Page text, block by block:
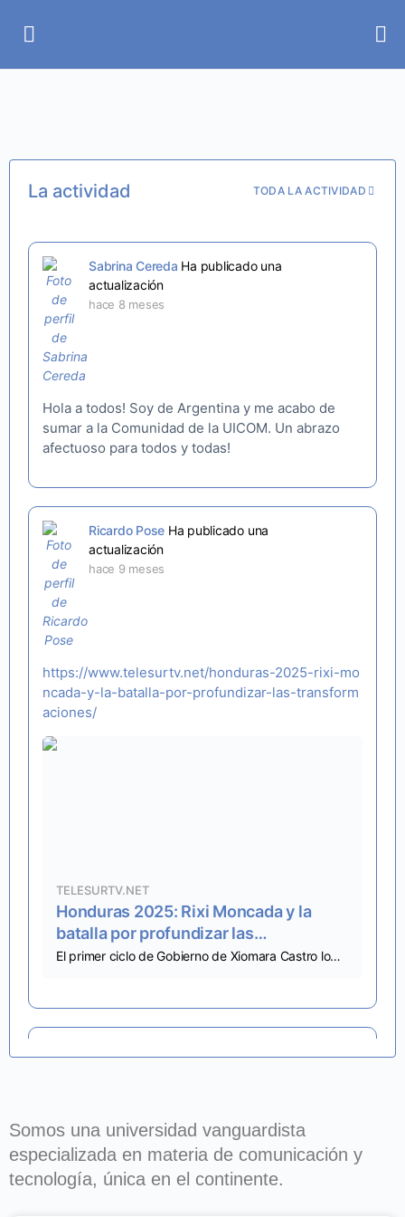
La actividad TODA LA ACTIVIDAD
Sabrina Cereda Ha publicado una
actualización
hace 8 meses
Hola a todos! Soy de Argentina y me acabo de
sumar a la Comunidad de la UICOM. Un abrazo
afectuoso para todos y todas!
Ricardo Pose Ha publicado una
actualización
hace 9 meses
https://www.telesurtv.net/honduras-2025-rixi-mo
ncada-y-la-batalla-por-profundizar-las-transform
aciones/
TELESURTV.NET
Honduras 2025: Rixi Moncada y la
batalla por profundizar las
transformaciones - teleSUR
El primer ciclo de Gobierno de Xiomara Castro logró avances históricos. Sin embargo, gobernar sin controlar el poder económico mostró sus límites brutales. Cada conquista fue saboteada desde las entrañas del establishment.
Adquirir el libro de Róger José Garcés
Somos una universidad vanguardista
especializada en materia de comunicación y
tecnología, única en el continente.